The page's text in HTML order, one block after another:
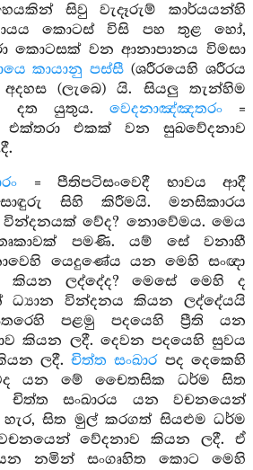
සිවු වැදෑරුම් කාර්යයන්හි
කොටස් විසි පහ තුළ හෝ,
කොටසක් වන ආනාපානය විමසා
කායානු පස්සී (ශරීරයෙහි ශරීරය
(ලැබෙ) යි. සියලු තැන්හිම
දත යුතුය. වෙදනාඤ්ඤතරං=
එකක් වන සුඛවේදනාව
= පීතිපටිසංවෙදී භාවය ආදී
සිහි කිරීමයි. මනසිකාරය
වේද? නොවේමය. මෙය
පමණි. යම් සේ වනාහී
යෙදුණේය යන මෙහි සංඥා
කියන ලද්දේද? මෙසේ මෙහි ද
ධ්‍යාන වින්දනය කියන ලද්දේයයි
පළමු පදයෙහි ප්‍රීති යන
කියන ලදී. දෙවන පදයෙහි සුවය
ලදී.චිත්ත සංඛාරපද දෙකෙහි
යන මේ චෛතසික ධර්ම සිත
සංඛාරය යන වචනයෙන්
හැර, සිත මුල් කරගත් සියළුම ධර්ම
වේදනාව කියන ලදී. ඒ
නමින් සංගෘහිත කොට මෙහි